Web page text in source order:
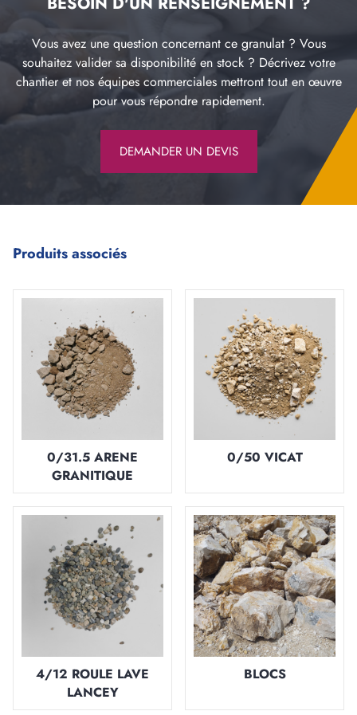
Vous avez une question concernant ce granulat ? Vous
souhaitez valider sa disponibilité en stock ? Décrivez votre
chantier et nos équipes commerciales mettront tout en œuvre
pour vous répondre rapidement.
DEMANDER UN DEVIS
Produits associés
0/31.5 ARENE
GRANITIQUE
0/50 VICAT
4/12 ROULE LAVE
LANCEY
BLOCS